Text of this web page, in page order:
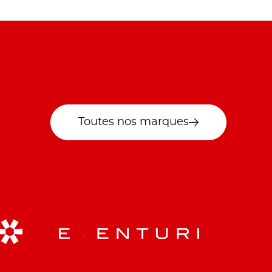
Toutes nos marques